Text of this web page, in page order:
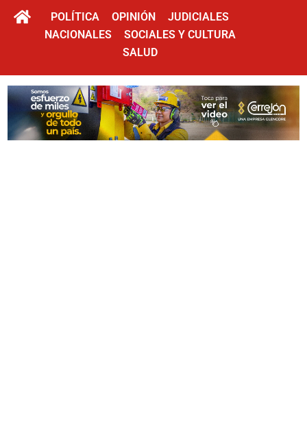
POLÍTICA OPINIÓN
JUDICIALES
NACIONALES
SOCIALES Y CULTURA
SALUD